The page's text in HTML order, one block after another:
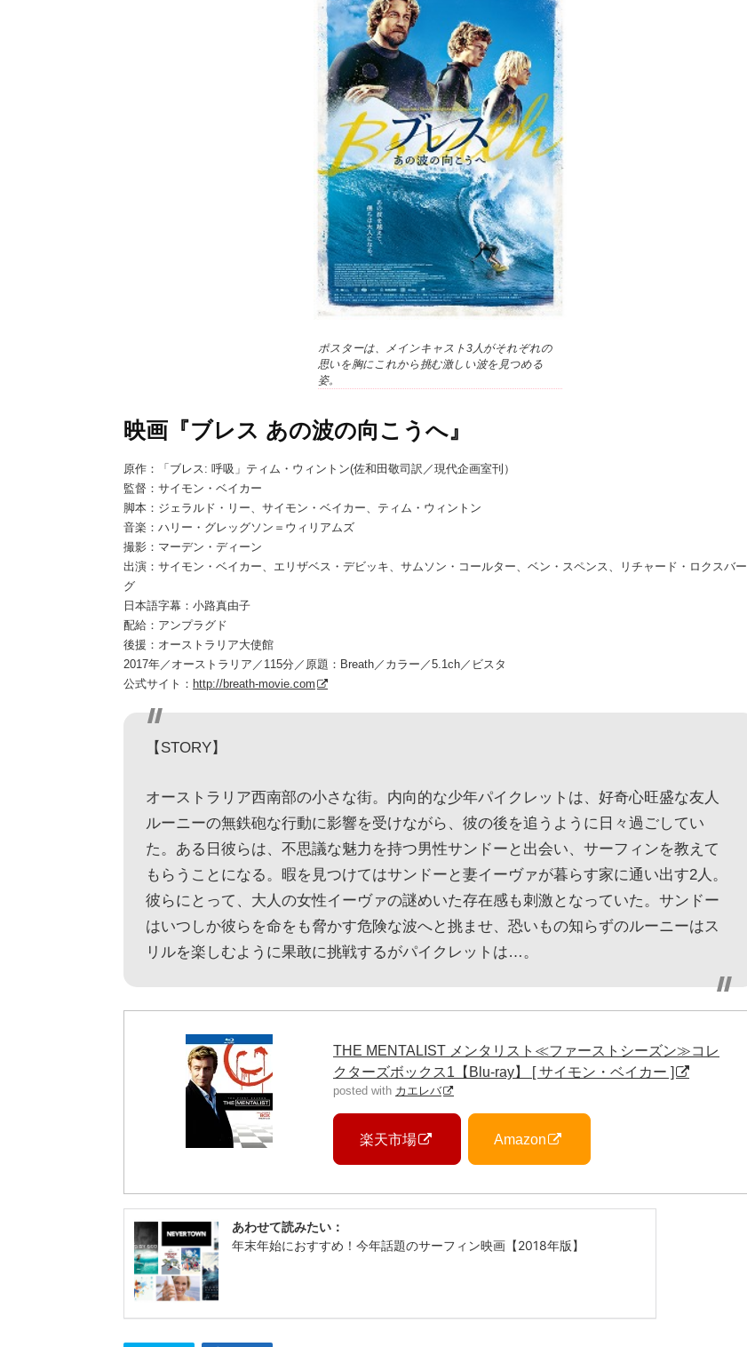
ポスターは、メインキャスト3人がそれぞれの
思いを胸にこれから挑む激しい波を見つめる
姿。
映画『ブレス あの波の向こうへ』
原作：「ブレス: 呼吸」ティム・ウィントン(佐和田敬司訳／現代企画室刊）
監督：サイモン・ベイカー
脚本：ジェラルド・リー、サイモン・ベイカー、ティム・ウィントン
音楽：ハリー・グレッグソン＝ウィリアムズ
撮影：マーデン・ディーン
出演：サイモン・ベイカー、エリザベス・デビッキ、サムソン・コールター、ベン・スペンス、リチャード・ロクスバー
グ
日本語字幕：小路真由子
配給：アンプラグド
後援：オーストラリア大使館
2017年／オーストラリア／115分／原題：Breath／カラー／5.1ch／ビスタ
公式サイト： http://breath-movie.com
【STORY】
オーストラリア西南部の小さな街。内向的な少年パイクレットは、好奇心旺盛な友人
ルーニーの無鉄砲な行動に影響を受けながら、彼の後を追うように日々過ごしてい
た。ある日彼らは、不思議な魅力を持つ男性サンドーと出会い、サーフィンを教えて
もらうことになる。暇を見つけてはサンドーと妻イーヴァが暮らす家に通い出す2人。
彼らにとって、大人の女性イーヴァの謎めいた存在感も刺激となっていた。サンドー
はいつしか彼らを命をも脅かす危険な波へと挑ませ、恐いもの知らずのルーニーはス
リルを楽しむように果敢に挑戦するがパイクレットは…。
THE MENTALIST メンタリスト≪ファーストシーズン≫コレ
クターズボックス1【Blu-ray】 [ サイモン・ベイカー ]
posted with カエレバ
楽天市場 Amazon